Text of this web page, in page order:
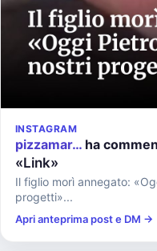
INSTAGRAM
pizzamar… ha
«Link»
Il figlio morì annegato:
progetti»...
Apri anteprima post e DM →